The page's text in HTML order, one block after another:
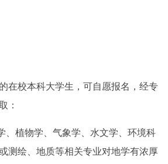
校本科大学生，可自愿报名，经专
：
植物学、气象学、水文学、环境科
测绘、地质等相关专业对地学有浓厚